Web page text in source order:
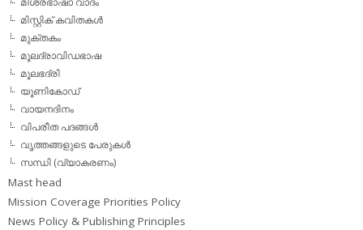
മിസ്റ്റിക് കവിതകള്‍
മുക്തകം
മൂലദ്രാവിഡഭാഷ
മൂലഭദ്രി
യൂണികോഡ്
വായനദിനം
വിപരീത പദങ്ങള്‍
വൃത്തങ്ങളുടെ പേരുകള്‍
സന്ധി (വ്യാകരണം)
Mast head
Mission Coverage Priorities Policy
News Policy & Publishing Principles